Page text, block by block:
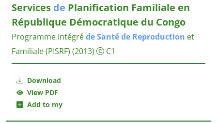
Download
View PDF
Add to my
Services de Planification Familiale en
République Démocratique du Congo
Programme IntégrédeSantéde Reproduction et
Familiale (PISRF) (2013) C1